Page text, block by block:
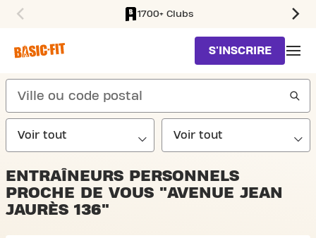
1700+ Clubs
S'INSCRIRE
search
ENTRAÎNEURS PERSONNELS
PROCHE DE VOUS "AVENUE JEAN
JAURÈS 136"